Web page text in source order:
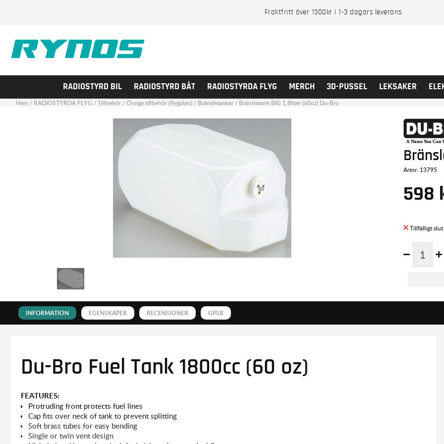
Fraktfritt över 1300kr | 1-3 dagars leverans
RADIOSTYRD BIL RADIOSTYRD BÅT RADIOSTYRDA FLYG MERCH 3D-PUSSEL LEKSAKER
Hem / RADIOSTYRDA FLYG /Tillbehör/Övriga tillbehör (flygplan)/ Bränsletankar/ Bränsletank BIG 1,8liter (60oz) Du-Bro
Artnr: 13795
598
INFORMATION EGENSKAPER RECENSIONER GPSR
Du-Bro Fuel Tank 1800cc (60 oz)
FEATURES:
Protruding front protects fuel lines
Cap fits over neck of tank to prevent splitting
Soft brass tubes for easy bending
Single or twin vent design